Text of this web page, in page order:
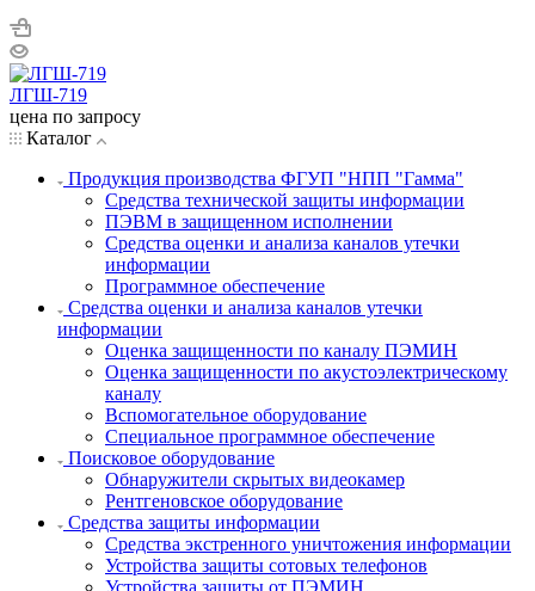
ЛГШ-719
цена по запросу
Каталог
Продукция производства ФГУП "НПП "Гамма"
Средства технической защиты информации
ПЭВМ в защищенном исполнении
Средства оценки и анализа каналов утечки
информации
Программное обеспечение
Средства оценки и анализа каналов утечки
информации
Оценка защищенности по каналу ПЭМИН
Оценка защищенности по акустоэлектрическому
каналу
Вспомогательное оборудование
Специальное программное обеспечение
Поисковое оборудование
Обнаружители скрытых видеокамер
Рентгеновское оборудование
Средства защиты информации
Средства экстренного уничтожения информации
Устройства защиты сотовых телефонов
Устройства защиты от ПЭМИН